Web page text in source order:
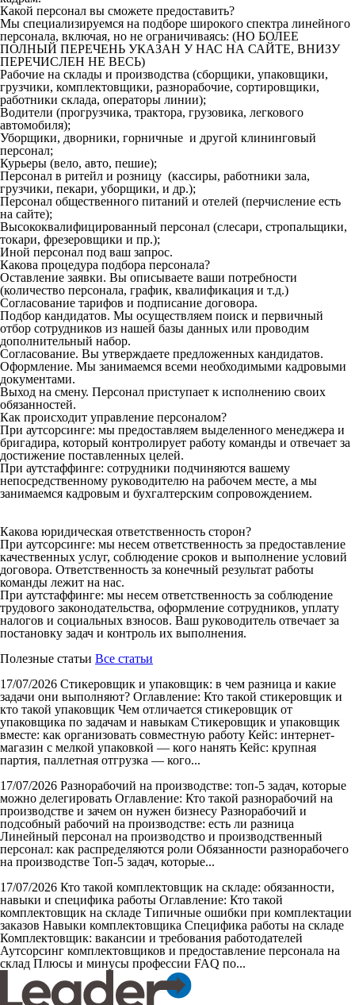
Какой персонал вы сможете предоставить?
Мы специализируемся на подборе широкого спектра линейного
персонала, включая, но не ограничиваясь: (НО БОЛЕЕ
ПОЛНЫЙ ПЕРЕЧЕНЬ УКАЗАН У НАС НА САЙТЕ, ВНИЗУ
ПЕРЕЧИСЛЕН НЕ ВЕСЬ)
Рабочие на склады и производства (сборщики, упаковщики,
грузчики, комплектовщики, разнорабочие, сортировщики,
работники склада, операторы линии);
Водители (прогрузчика, трактора, грузовика, легкового
автомобиля);
Уборщики, дворники, горничные и другой клининговый
персонал;
Курьеры (вело, авто, пешие);
Персонал в ритейл и розницу (кассиры, работники зала,
грузчики, пекари, уборщики, и др.);
Персонал общественного питаний и отелей (перчисление есть
на сайте);
Высококвалифицированный персонал (слесари, стропальщики,
токари, фрезеровщики и пр.);
Иной персонал под ваш запрос.
Какова процедура подбора персонала?
Оставление заявки. Вы описываете ваши потребности
(количество персонала, график, квалификация и т.д.)
Согласование тарифов и подписание договора.
Подбор кандидатов. Мы осуществляем поиск и первичный
отбор сотрудников из нашей базы данных или проводим
дополнительный набор.
Согласование. Вы утверждаете предложенных кандидатов.
Оформление. Мы занимаемся всеми необходимыми кадровыми
документами.
Выход на смену. Персонал приступает к исполнению своих
обязанностей.
Как происходит управление персоналом?
При аутсорсинге: мы предоставляем выделенного менеджера и
бригадира, который контролирует работу команды и отвечает за
достижение поставленных целей.
При аутстаффинге: сотрудники подчиняются вашему
непосредственному руководителю на рабочем месте, а мы
занимаемся кадровым и бухгалтерским сопровождением.
Какова юридическая ответственность сторон?
При аутсорсинге: мы несем ответственность за предоставление
качественных услуг, соблюдение сроков и выполнение условий
договора. Ответственность за конечный результат работы
команды лежит на нас.
При аутстаффинге: мы несем ответственность за соблюдение
трудового законодательства, оформление сотрудников, уплату
налогов и социальных взносов. Ваш руководитель отвечает за
постановку задач и контроль их выполнения.
Полезные статьи Все статьи
17/07/2026 Стикеровщик и упаковщик: в чем разница и какие
задачи они выполняют? Оглавление: Кто такой стикеровщик и
кто такой упаковщик Чем отличается стикеровщик от
упаковщика по задачам и навыкам Стикеровщик и упаковщик
вместе: как организовать совместную работу Кейс: интернет-
магазин с мелкой упаковкой — кого нанять Кейс: крупная
партия, паллетная отгрузка — кого...
17/07/2026 Разнорабочий на производстве: топ-5 задач, которые
можно делегировать Оглавление: Кто такой разнорабочий на
производстве и зачем он нужен бизнесу Разнорабочий и
подсобный рабочий на производстве: есть ли разница
Линейный персонал на производство и производственный
персонал: как распределяются роли Обязанности разнорабочего
на производстве Топ-5 задач, которые...
17/07/2026 Кто такой комплектовщик на складе: обязанности,
навыки и специфика работы Оглавление: Кто такой
комплектовщик на складе Типичные ошибки при комплектации
заказов Навыки комплектовщика Специфика работы на складе
Комплектовщик: вакансии и требования работодателей
Аутсорсинг комплектовщиков и предоставление персонала на
склад Плюсы и минусы профессии FAQ по...